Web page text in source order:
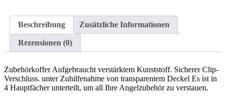
Beschreibung Zusätzliche Informationen
Rezensionen (0)
Zubehörkoffer Aufgebraucht verstärktem Kunststoff. Sicherer Clip-
Verschluss. unter Zuhilfenahme von transparentem Deckel Es ist in
4 Hauptfächer unterteilt, um all Ihre Angelzubehör zu verstauen.